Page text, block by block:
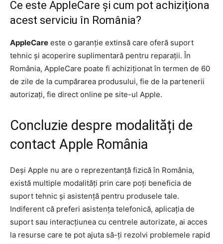
Ce este AppleCare și cum pot achiziționa
acest serviciu în România?
AppleCare este o garanție extinsă care oferă suport
tehnic și acoperire suplimentară pentru reparații. În
România, AppleCare poate fi achiziționat în termen de 60
de zile de la cumpărarea produsului, fie de la partenerii
autorizați, fie direct online pe site-ul Apple.
Concluzie despre modalități de
contact Apple România
Deși Apple nu are o reprezentanță fizică în România,
există multiple modalități prin care poți beneficia de
suport tehnic și asistență pentru produsele tale.
Indiferent că preferi asistența telefonică, aplicația de
suport sau interacțiunea cu centrele autorizate, ai acces
la resurse care te pot ajuta să-ți rezolvi problemele rapid